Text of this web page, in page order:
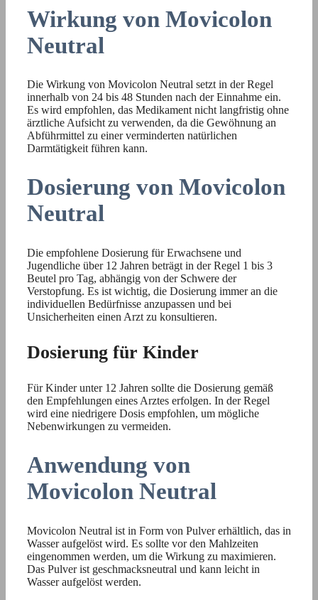
Wirkung von Movicolon
Neutral
Die Wirkung von Movicolon Neutral setzt in der Regel
innerhalb von 24 bis 48 Stunden nach der Einnahme ein.
Es wird empfohlen, das Medikament nicht langfristig ohne
ärztliche Aufsicht zu verwenden, da die Gewöhnung an
Abführmittel zu einer verminderten natürlichen
Darmtätigkeit führen kann.
Dosierung von Movicolon
Neutral
Die empfohlene Dosierung für Erwachsene und
Jugendliche über 12 Jahren beträgt in der Regel 1 bis 3
Beutel pro Tag, abhängig von der Schwere der
Verstopfung. Es ist wichtig, die Dosierung immer an die
individuellen Bedürfnisse anzupassen und bei
Unsicherheiten einen Arzt zu konsultieren.
Dosierung für Kinder
Für Kinder unter 12 Jahren sollte die Dosierung gemäß
den Empfehlungen eines Arztes erfolgen. In der Regel
wird eine niedrigere Dosis empfohlen, um mögliche
Nebenwirkungen zu vermeiden.
Anwendung von
Movicolon Neutral
Movicolon Neutral ist in Form von Pulver erhältlich, das in
Wasser aufgelöst wird. Es sollte vor den Mahlzeiten
eingenommen werden, um die Wirkung zu maximieren.
Das Pulver ist geschmacksneutral und kann leicht in
Wasser aufgelöst werden.